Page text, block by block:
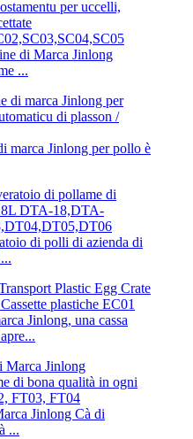
di Marca Jinlong
...
marca Jinlong per pollo è
di polli di azienda di
Jinlong, una cassa
Jinlong Cà di
...